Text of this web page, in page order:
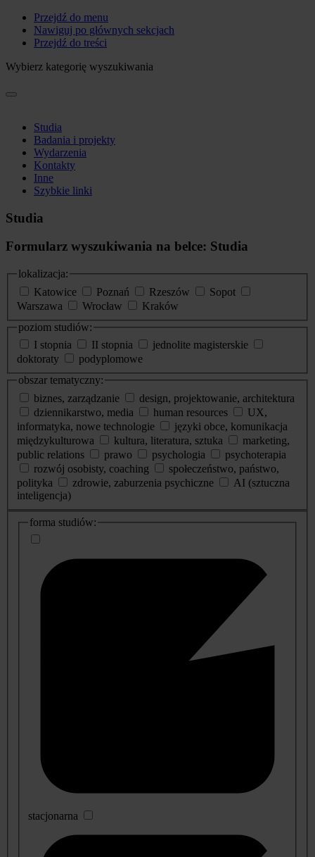
Przejdź do menu
Nawiguj po głównych sekcjach
Przejdź do treści
Wybierz kategorię wyszukiwania
Studia
Badania i projekty
Wydarzenia
Kontakty
Inne
Szybkie linki
Studia
Formularz wyszukiwania na belce: Studia
lokalizacja:
Katowice
Poznań Rzeszów
Sopot
Warszawa
Wrocław
Kraków
poziom studiów:
I stopnia
II stopnia
jednolite magisterskie
doktoraty
podyplomowe
obszar tematyczny:
biznes, zarządzanie
design, projektowanie, architektura
dziennikarstwo, media
human resources
UX,
informatyka, nowe technologie
języki obce, komunikacja
międzykulturowa
kultura, literatura, sztuka
marketing,
public relations
prawo psychologia
psychoterapia
rozwój osobisty, coaching
społeczeństwo, państwo,
polityka
zdrowie, zaburzenia psychiczne
AI (sztuczna
inteligencja)
dodatkowe
informacje
forma studiów:
stacjonarna